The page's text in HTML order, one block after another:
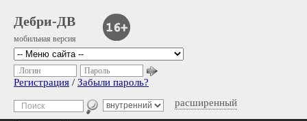
Дебри-ДВ
мобильная версия
расширенный
Логин Пароль
Регистрация / Забыли пароль?